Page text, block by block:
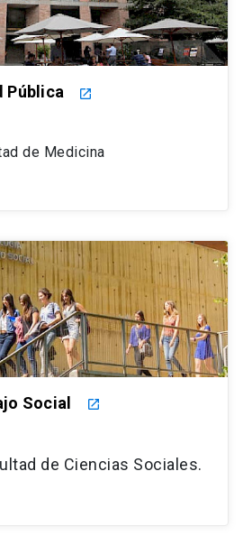
Pública launch
de Medicina
Social launch
de Ciencias Sociales.